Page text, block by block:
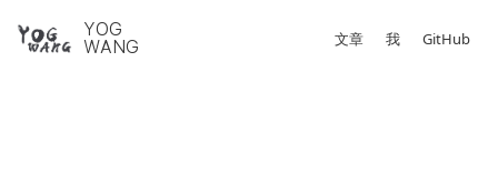
YOG
WANG
文章 我 GitHub